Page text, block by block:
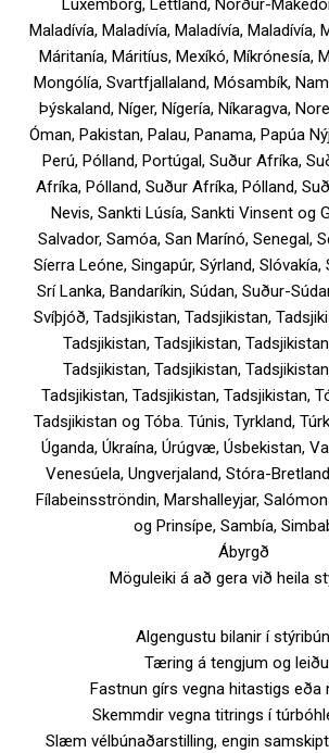
Lúxemborg, Lettland, Norður-
Maladívía, Maladívía, Maladívía, Maladívía,
Máritanía, Máritíus, Mexíkó, Míkrónesía,
Mongólía, Svartfjallaland, Mósambík,
Þýskaland, Níger, Nígería, Níkaragva,
Óman, Pakistan, Palau, Panama, Papúa
Perú, Pólland, Portúgal, Suður Afríka,
Afríka, Pólland, Suður Afríka, Pólland,
Nevis, Sankti Lúsía, Sankti Vinsent og
Salvador, Samóa, San Marínó, Senegal,
Síerra Leóne, Singapúr, Sýrland, Slóvakía,
Srí Lanka, Bandaríkin, Súdan, Suður-
Svíþjóð, Tadsjikistan, Tadsjikistan,
Tadsjikistan, Tadsjikistan,
Tadsjikistan, Tadsjikistan,
Tadsjikistan, Tadsjikistan, Tadsjikistan,
Tadsjikistan og Tóba. Túnis, Tyrkland,
Úganda, Úkraína, Úrúgvæ, Úsbekistan,
Venesúela, Ungverjaland, Stóra-
Fílabeinsströndin, Marshalleyjar,
og Prinsípe, Sambía,
Ábyrgð
Möguleiki á að gera við heila
Algengustu bilanir í
Tæring á tengjum og
Fastnun gírs vegna hitastigs eða
Skemmdir vegna titrings í
Slæm vélbúnaðarstilling, engin